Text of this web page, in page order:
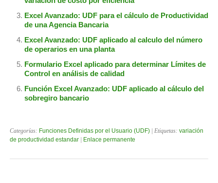
Excel Avanzado: UDF para el cálculo de Productividad
de una Agencia Bancaria
Excel Avanzado: UDF aplicado al calculo del número
de operarios en una planta
Formulario Excel aplicado para determinar Límites de
Control en análisis de calidad
Función Excel Avanzado: UDF aplicado al cálculo del
sobregiro bancario
Categorías: Funciones Definidas por el Usuario (UDF) | Etiquetas: variación
de productividad estandar
Enlace permanente